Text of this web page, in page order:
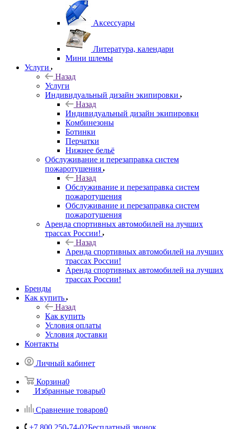
Аксессуары
Литература, календари
Мини шлемы
Услуги
Назад
Услуги
Индивидуальный дизайн экипировки
Назад
Индивидуальный дизайн экипировки
Комбинезоны
Ботинки
Перчатки
Нижнее бельё
Обслуживание и перезаправка систем
пожаротушения
Назад
Обслуживание и перезаправка систем
пожаротушения
Обслуживание и перезаправка систем
пожаротушения
Аренда спортивных автомобилей на лучших
трассах России!
Назад
Аренда спортивных автомобилей на лучших
трассах России!
Аренда спортивных автомобилей на лучших
трассах России!
Бренды
Как купить
Назад
Как купить
Условия оплаты
Условия доставки
Контакты
Личный кабинет
Корзина0
Избранные товары0
Сравнение товаров0
+7 800 250-74-02Бесплатный звонок